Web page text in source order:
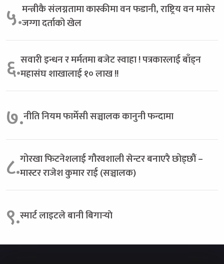
५.मन्त्रीकै संलग्नतामा कास्कीमा वन फडानी, राष्ट्रिय वन मासेर
जग्गा दर्ताको खेल
६.सवारी इन्धन र मर्मतमा बजेट स्वाहा ! पत्रकारलाई बाँड्न
महासंघ शाखालाई १० लाख !!
७.नीति नियम फार्मेसी सञ्चालक कानुनी फन्दामा
८.गोरखा फिटनेशलाई गौरवशाली सेन्टर बनाएरै छोड्छौं –
मास्टर राजेश कुमार राई (सञ्चालक)
९.स्मार्ट लाइटले बानी बिगार्‍याे